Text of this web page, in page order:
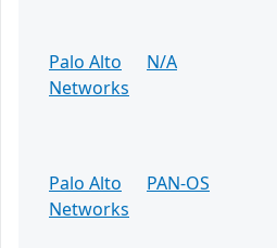
Palo Alto
Networks
N/A
Palo Alto
Networks
PAN-OS